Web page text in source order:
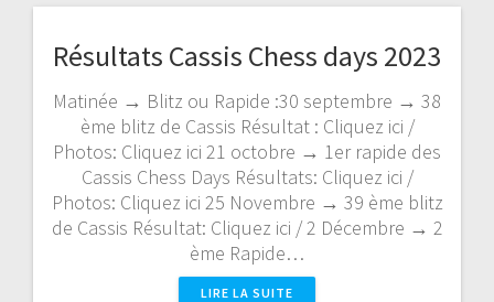
Résultats Cassis Chess days 2023
Matinée → Blitz ou Rapide :30 septembre → 38
ème blitz de Cassis Résultat : Cliquez ici /
Photos: Cliquez ici 21 octobre → 1er rapide des
Cassis Chess Days Résultats: Cliquez ici /
Photos: Cliquez ici 25 Novembre → 39 ème blitz
de Cassis Résultat: Cliquez ici / 2 Décembre → 2
ème Rapide…
LIRE LA SUITE